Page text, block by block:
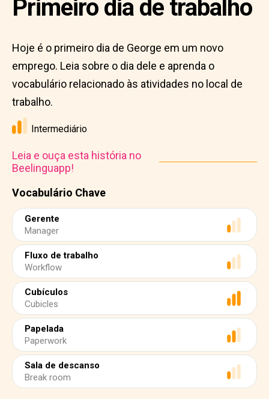
Vocabulário Chave
Gerente
Manager
Fluxo de trabalho
Workflow
Cubículos
Cubicles
Papelada
Paperwork
Sala de descanso
Break room
Primeiro dia de trabalho
Hoje é o primeiro dia de George em um novo
emprego. Leia sobre o dia dele e aprenda o
vocabulário relacionado às atividades no local de
trabalho.
Intermediário
Leia e ouça esta história no
Beelinguapp!